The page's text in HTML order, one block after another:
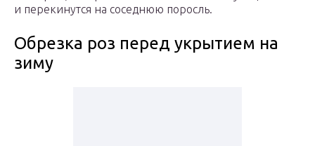
и перекинутся на соседнюю поросль.
Обрезка роз перед укрытием на
зиму